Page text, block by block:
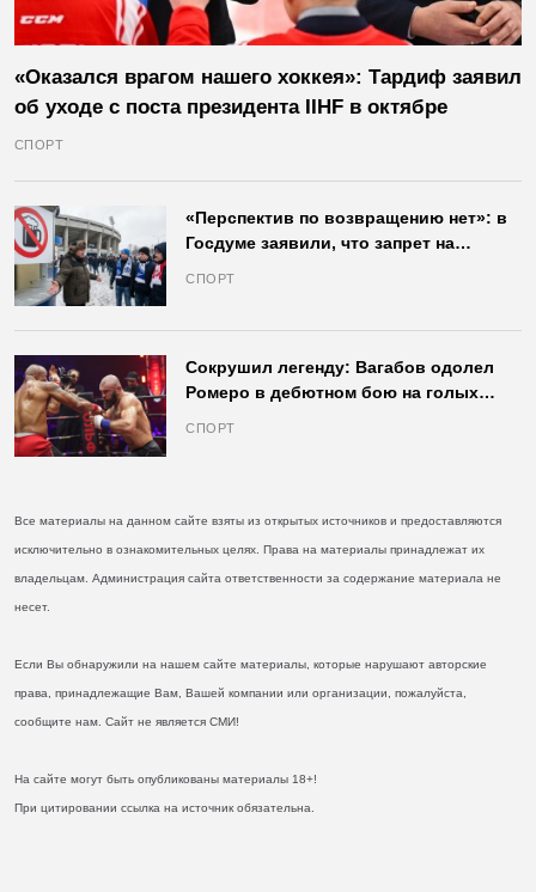
«Оказался врагом нашего хоккея»: Тардиф заявил
об уходе с поста президента IIHF в октябре
СПОРТ
«Перспектив по возвращению нет»: в
Госдуме заявили, что запрет на
СПОРТ
Сокрушил легенду: Вагабов одолел
Ромеро в дебютном бою на голых
СПОРТ
Все материалы на данном сайте взяты из открытых источников и предоставляются
исключительно в ознакомительных целях. Права на материалы принадлежат их
владельцам. Администрация сайта ответственности за содержание материала не
несет.
Если Вы обнаружили на нашем сайте материалы, которые нарушают авторские
права, принадлежащие Вам, Вашей компании или организации, пожалуйста,
сообщите нам. Сайт не является СМИ!
На сайте могут быть опубликованы материалы 18+!
При цитировании ссылка на источник обязательна.